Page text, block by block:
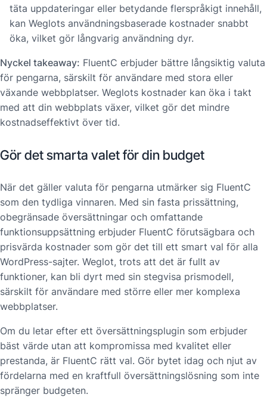
täta uppdateringar eller betydande flerspråkigt innehåll,
kan Weglots användningsbaserade kostnader snabbt
öka, vilket gör långvarig användning dyr.
Nyckel takeaway: FluentC erbjuder bättre långsiktig valuta
för pengarna, särskilt för användare med stora eller
växande webbplatser. Weglots kostnader kan öka i takt
med att din webbplats växer, vilket gör det mindre
kostnadseffektivt över tid.
Gör det smarta valet för din budget
När det gäller valuta för pengarna utmärker sig FluentC
som den tydliga vinnaren. Med sin fasta prissättning,
obegränsade översättningar och omfattande
funktionsuppsättning erbjuder FluentC förutsägbara och
prisvärda kostnader som gör det till ett smart val för alla
WordPress-sajter. Weglot, trots att det är fullt av
funktioner, kan bli dyrt med sin stegvisa prismodell,
särskilt för användare med större eller mer komplexa
webbplatser.
Om du letar efter ett översättningsplugin som erbjuder
bäst värde utan att kompromissa med kvalitet eller
prestanda, är FluentC rätt val. Gör bytet idag och njut av
fördelarna med en kraftfull översättningslösning som inte
spränger budgeten.